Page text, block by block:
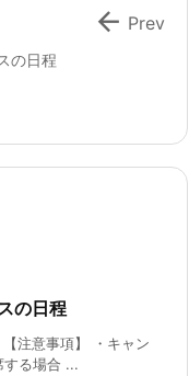
の日程
 Prev
の日程
注意事項】 ・キャン
する場合 ...